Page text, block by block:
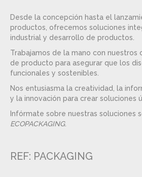
Desde la concepción hasta el
productos, ofrecemos soluciones
industrial y desarrollo de productos.
Trabajamos de la mano con nuestros
de producto para asegurar que los
funcionales y sostenibles.
Nos entusiasma la creatividad, la
y la innovación para crear soluciones
Infórmate sobre nuestras soluciones
ECOPACKAGING.
REF: PACKAGING